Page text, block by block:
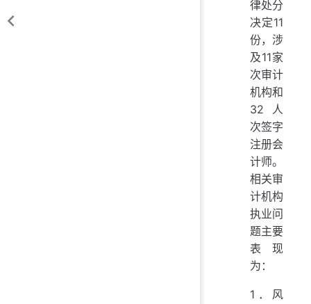
律处分
决定11
份，涉
及11家
次审计
机构和
32人
次签字
注册会
计师。
相关审
计机构
执业问
题主要
表现
为：
1．风